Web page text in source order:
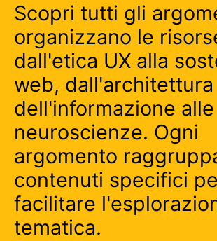
Scopri tutti gli
organizzano le
dall'etica UX alla
web, dall'architettura
dell'informazione alle
neuroscienze. Ogni
argomento
contenuti specifici
facilitare
tematica.